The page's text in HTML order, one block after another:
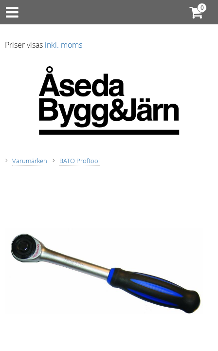
Priser visas inkl. moms
Varumärken BATO Proftool